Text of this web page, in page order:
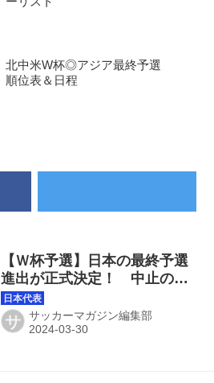
北中米W杯◎アジア最終予選
順位表＆日程
【Ｗ杯予選】日本の最終予選
進出が正式決定！ 中止の北
朝鮮戦は没収試合に。森保監
督「一つ前に進んだのはポジ
ティブ」
サ サッカーマガジン編集部